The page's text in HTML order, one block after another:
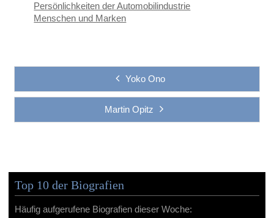
Persönlichkeiten der Automobilindustrie
Menschen und Marken
Yoko Ono
Martin Opitz
Top 10 der Biografien
Häufig aufgerufene Biografien dieser Woche: